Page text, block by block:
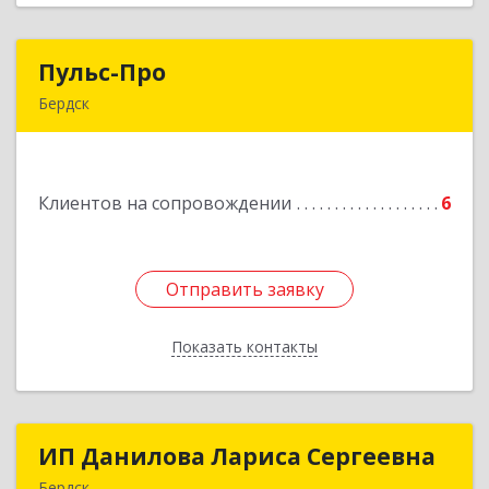
Пульс-Про
Бердск
Клиентов на сопровождении 6
Отправить заявку
Показать контакты
Подробнее
Отправить заявку
Назад
ИП Данилова Лариса Сергеевна
ИП Данилова Лариса Сергеевна